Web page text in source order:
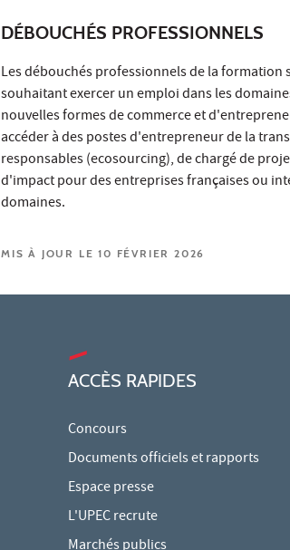
DÉBOUCHÉS PROFESSIONNELS
Les débouchés professionnels de la
souhaitant exercer un emploi dans les
nouvelles formes de commerce et
accéder à des postes d'entrepreneur de la
responsables (ecosourcing), de chargé de
d'impact pour des entreprises françaises ou
domaines.
MIS À JOUR LE 10 FÉVRIER 2026
ACCÈS RAPIDES
Concours
Documents officiels et rapports
Espace presse
L'UPEC recrute